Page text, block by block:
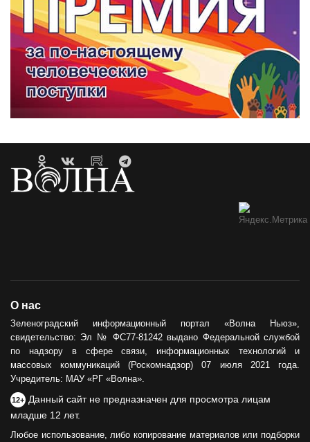
О нас
Зеленоградский информационный портал «Волна Ньюз»,
свидетельство: Эл № ФС77-81242 выдано Федеральной службой
по надзору в сфере связи, информационных технологий и
массовых коммуникаций (Роскомнадзор) 07 июля 2021 года.
Учредитель: МАУ «РГ «Волна».
12+ Данный сайт не предназначен для просмотра лицам
младше 12 лет.
Любое использование, либо копирование материалов или подборки